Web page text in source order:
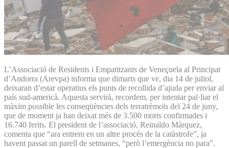
L’Associació de Residents i Empatitzants de Veneçuela al Principat
d’Andorra (Arevpa) informa que dimarts que ve, dia 14 de juliol,
deixaran d’estar operatius els punts de recollida d’ajuda per enviar al
país sud-americà. Aquesta servirà, recordem, per intentar pal·liar el
màxim possible les conseqüències dels terratrèmols del 24 de juny,
que de moment ja han deixat més de 3.500 morts confirmades i
16.740 ferits. El president de l’associació, Reinaldo Márquez,
comenta que “ara entrem en un altre procés de la catàstrofe”, ja
havent passat un parell de setmanes, “però l’emergència no para”.